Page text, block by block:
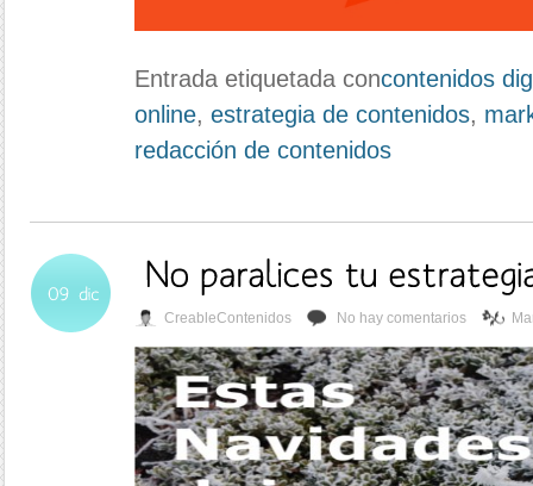
Entrada etiquetada concontenidos
online, estrategia de contenidos,
redacción de contenidos
CreableContenidos No hay comentarios